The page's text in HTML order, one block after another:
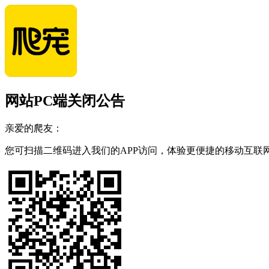
网站PC端关闭公告
亲爱的爬友：
您可扫描二维码进入我们的APP访问，体验更便捷的移动互联